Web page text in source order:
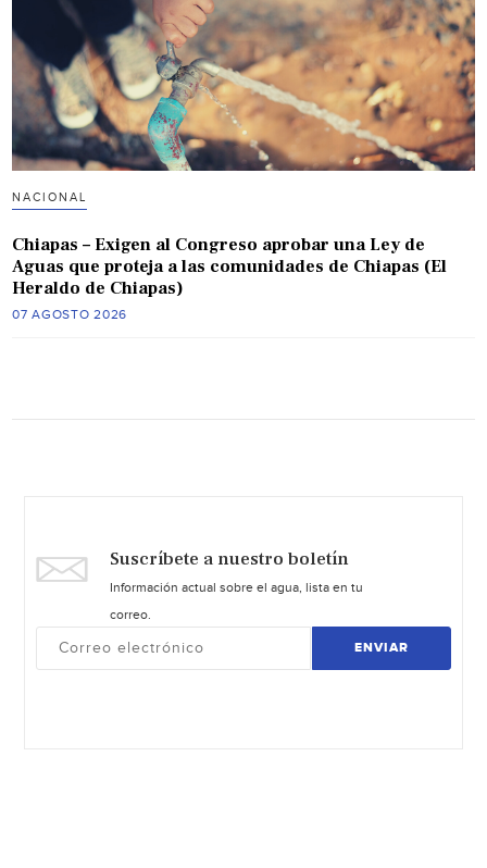
NACIONAL
Chiapas – Exigen al Congreso aprobar una Ley de
Aguas que proteja a las comunidades de Chiapas (El
Heraldo de Chiapas)
07 AGOSTO 2026
Suscríbete a nuestro boletín
Información actual sobre el agua, lista en tu
correo.
ENVIAR